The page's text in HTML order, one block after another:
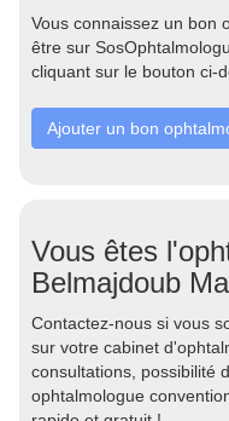
Vous connaissez un bon
être sur
cliquant sur le bouton ci-
Ajouter un bon
Vous êtes
Belmajdoub
Contactez-nous si vous
sur votre cabinet
consultations, possibilité
ophtalmologue